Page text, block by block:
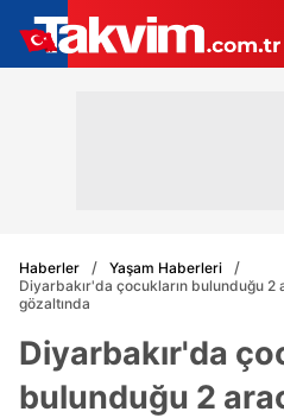
Haberler
Yaşam Haberleri
Diyarbakır'da çocukların bulunduğu 2
gözaltında
Diyarbakır'da
bulunduğu 2